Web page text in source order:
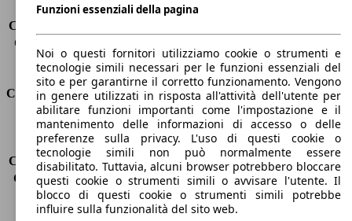
Carico sul tetto
-
Capacità di traino (senza freni)
Capacità di traino (con freni)
Volume del bagagliaio
130 - 1835 l
Consumi
Emissioni di CO2*
106 g/km (komb.)
Consumo (urbano)
4.8 l/100km
Consumo (extra-urbano)
3.7 l/100km
Consumo (combinato)*
4.1 l/100km
Classe di emissione
Euro 6
Capacità del serbatoio
55 l
Funzioni essenziali della pagina
Noi o questi fornitori utilizziamo cookie o strumenti e
tecnologie simili necessari per le funzioni essenziali del
sito e per garantirne il corretto funzionamento. Vengono
in genere utilizzati in risposta all'attività dell'utente per
abilitare funzioni importanti come l'impostazione e il
mantenimento delle informazioni di accesso o delle
preferenze sulla privacy. L'uso di questi cookie o
tecnologie simili non può normalmente essere
disabilitato. Tuttavia, alcuni browser potrebbero bloccare
questi cookie o strumenti simili o avvisare l'utente. Il
blocco di questi cookie o strumenti simili potrebbe
influire sulla funzionalità del sito web.